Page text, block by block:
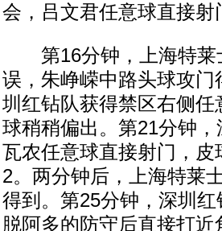
会，吕文君任意球直接
第16分钟，上海特莱
误，朱峥嵘中路头球攻
圳红钻队获得禁区右侧
球稍稍偏出。第21分钟
瓦农任意球直接射门，
2。两分钟后，上海特莱
得到。第25分钟，深圳
脱阿多的防守后直接打